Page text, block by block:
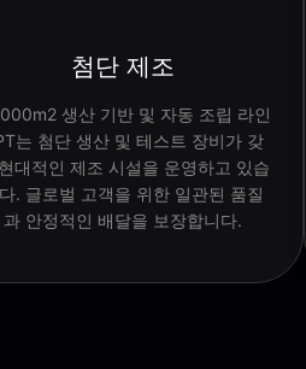
첨단 제조
생산 기반 및 자동 조립 라인
는 첨단 생산 및 테스트 장비가 갖
대적인 제조 시설을 운영하고 있습
. 글로벌 고객을 위한 일관된 품질
과 안정적인 배달을 보장합니다.